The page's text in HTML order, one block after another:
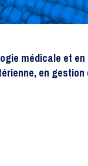
médicale et
en gestion